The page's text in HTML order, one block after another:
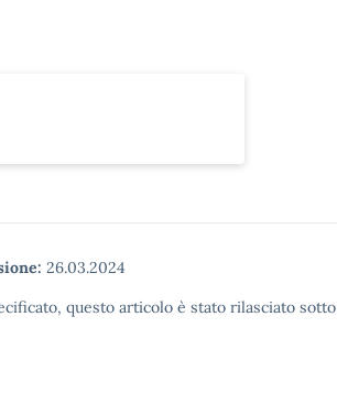
26.03.2024
questo articolo è stato rilasciato